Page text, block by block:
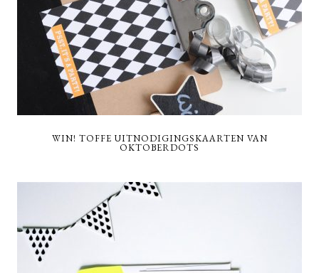
WIN! TOFFE UITNODIGINGSKAARTEN VAN
OKTOBERDOTS